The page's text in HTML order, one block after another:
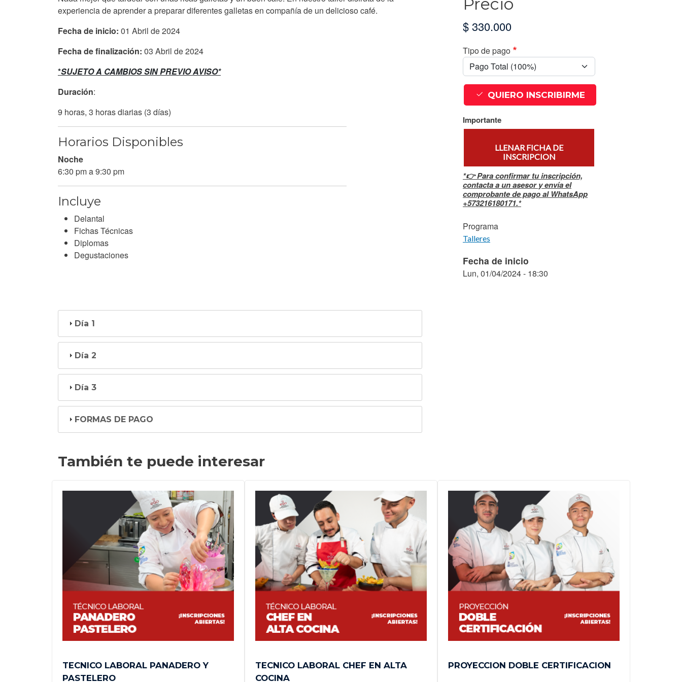
experiencia de aprender a preparar diferentes galletas en compañía de un delicioso café.
Fecha de inicio: 01 Abril de 2024
Fecha de finalización: 03 Abril de 2024
*SUJETO A CAMBIOS SIN PREVIO AVISO*
Duración:
9 horas, 3 horas diarias (3 días)
Horarios Disponibles
Noche
6:30 pm a 9:30 pm
Incluye
Delantal
Fichas Técnicas
Diplomas
Degustaciones
$ 330.000
Tipo de pago
QUIERO INSCRIBIRME
Importante
LLENAR FICHA DE
INSCRIPCION
*👉 Para confirmar tu inscripción,
contacta a un asesor y envía el
comprobante de pago al WhatsApp
+573216180171.*
Programa
Talleres
Fecha de inicio
Lun, 01/04/2024 - 18:30
Día 1
Día 2
Día 3
FORMAS DE PAGO
También te puede interesar
TECNICO LABORAL PANADERO Y
PASTELERO
TECNICO LABORAL CHEF EN ALTA
COCINA
PROYECCION DOBLE CERTIFICACION